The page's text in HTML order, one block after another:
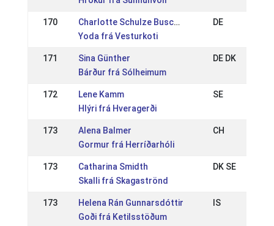
170
Charlotte Schulze Buschhoff
Yoda frá Vesturkoti
DE
171
Sina Günther
Bárður frá Sólheimum
DE DK
172
Lene Kamm
Hlýri frá Hveragerði
SE
173
Alena Balmer
Gormur frá Herríðarhóli
CH
173
Catharina Smidth
Skalli frá Skagaströnd
DK SE
173
Helena Rán Gunnarsdóttir
Goði frá Ketilsstöðum
IS